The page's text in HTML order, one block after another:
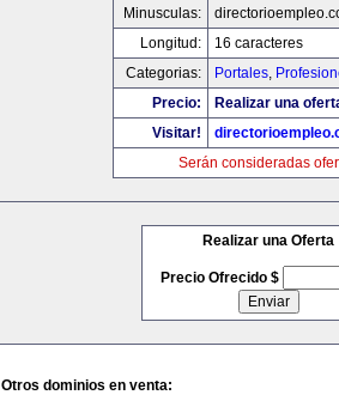
Minusculas:
Longitud:
16 caracteres
Categorias:
Portales,
Precio:
Realizar una
Visitar!
Serán consideradas
Realizar una Oferta
Precio Ofrecido $
Otros dominios en venta: